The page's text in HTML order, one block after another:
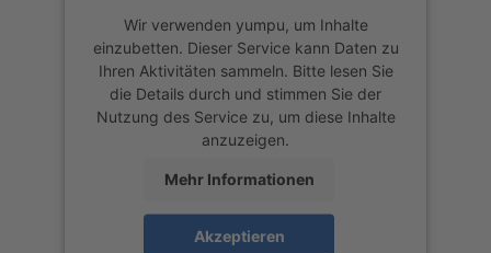
Wir verwenden yumpu, um Inhalte
einzubetten. Dieser Service kann Daten zu
Ihren Aktivitäten sammeln. Bitte lesen Sie
die Details durch und stimmen Sie der
Nutzung des Service zu, um diese Inhalte
anzuzeigen.
Mehr Informationen
Akzeptieren